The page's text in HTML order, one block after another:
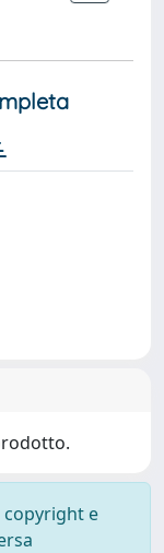
copyright e